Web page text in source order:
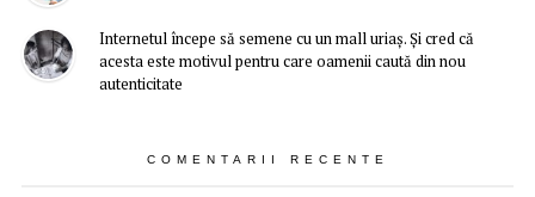
Internetul începe să semene cu un mall uriaș. Și cred că
acesta este motivul pentru care oamenii caută din nou
autenticitate
COMENTARII RECENTE